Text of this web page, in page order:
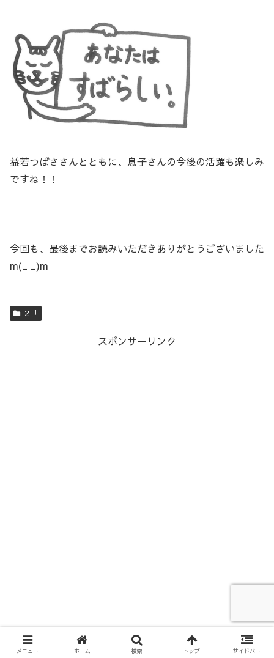
益若つばささんとともに、息子さんの今後の活躍も楽しみ
ですね！！
今回も、最後までお読みいただきありがとうございました
m(_ _)m
２世
スポンサーリンク
シェアする
メニュー ホーム 検索 トップ サイドバー